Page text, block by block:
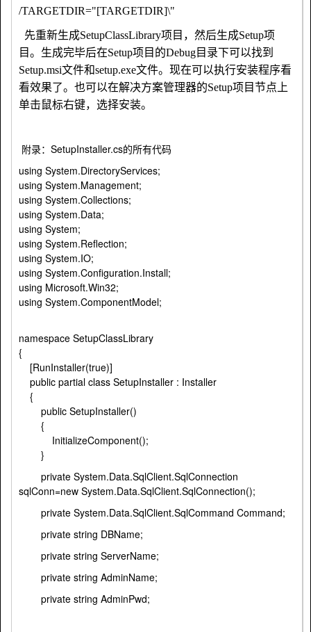
/TARGETDIR="[TARGETDIR]\"
先重新生成SetupClassLibrary项目，然后生成Setup项
目。生成完毕后在Setup项目的Debug目录下可以找到
Setup.msi文件和setup.exe文件。现在可以执行安装程序看
看效果了。也可以在解决方案管理器的Setup项目节点上
单击鼠标右键，选择安装。
附录：SetupInstaller.cs的所有代码
using System.DirectoryServices;
using System.Management;
using System.Collections;
using System.Data;
using System;
using System.Reflection;
using System.IO;
using System.Configuration.Install;
using Microsoft.Win32;
using System.ComponentModel;
namespace SetupClassLibrary
{
[RunInstaller(true)]
public partial class SetupInstaller : Installer
{
public SetupInstaller()
{
InitializeComponent();
}
private System.Data.SqlClient.SqlConnection
sqlConn=new System.Data.SqlClient.SqlConnection();
private System.Data.SqlClient.SqlCommand Command;
private string DBName;
private string ServerName;
private string AdminName;
private string AdminPwd;